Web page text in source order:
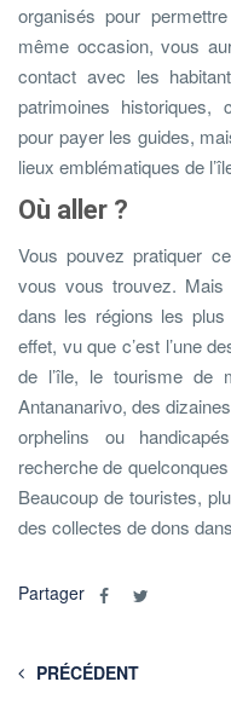
organisés pour
même occasion, vous
contact avec les
patrimoines historiques,
pour payer les guides,
lieux emblématiques de
Où aller ?
Vous pouvez pratiquer
vous vous trouvez.
dans les régions les
effet, vu que c’est l’une
de l’île, le tourisme de
Antananarivo, des
orphelins ou
recherche de
Beaucoup de touristes,
des collectes de dons
Partager
PRÉCÉDENT